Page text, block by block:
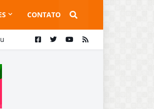
CONTATO